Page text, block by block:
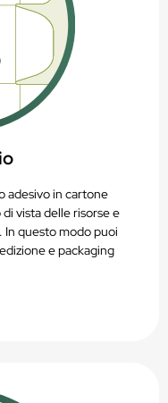
adesivo in cartone
vista delle risorse e
In questo modo puoi
e packaging